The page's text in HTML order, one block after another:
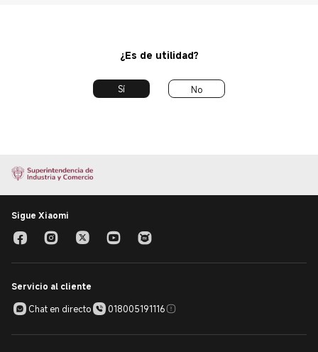
¿Es de utilidad?
Sí No
Sigue Xiaomi
Servicio al cliente
Chat en directo
018005191116